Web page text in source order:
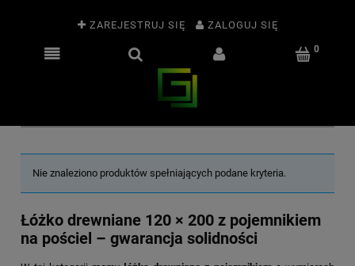
ZAREJESTRUJ SIĘ ZALOGUJ SIĘ
Nie znaleziono produktów spełniających podane kryteria.
Łóżko drewniane 120 × 200 z pojemnikiem
na pościel – gwarancja solidności